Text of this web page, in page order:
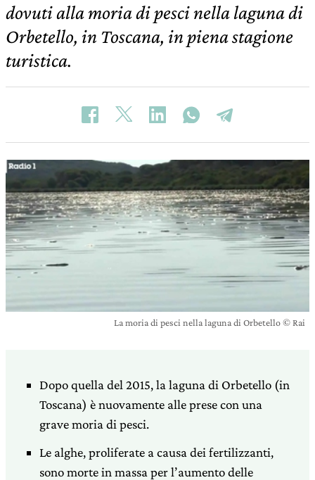
dovuti alla moria di pesci nella laguna di
Orbetello, in Toscana, in piena stagione
turistica.
La moria di pesci nella laguna di Orbetello © Rai
Dopo quella del 2015, la laguna di Orbetello (in
Toscana) è nuovamente alle prese con una
grave moria di pesci.
Le alghe, proliferate a causa dei fertilizzanti,
sono morte in massa per l’aumento delle